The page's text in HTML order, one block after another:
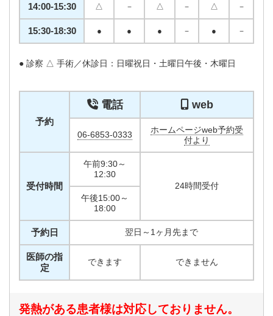
14:00-15:30 △ － △ － △ －
15:30-18:30 ● ● ● － ● －
● 診察 △ 手術／休診日：日曜祝日・土曜日午後・木曜日
予約
電話 web
06-6853-0333
ホームページweb予約受
付より
受付時間
午前9:30～
12:30
24時間受付
午後15:00～
18:00
予約日 翌日～1ヶ月先まで
医師の指
定
できます できません
発熱がある患者様は対応しておりません。